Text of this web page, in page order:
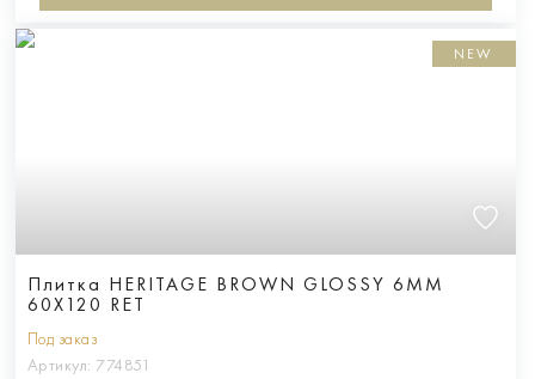
NEW
Плитка HERITAGE BROWN GLOSSY 6MM
60X120 RET
Под заказ
Артикул: 774851